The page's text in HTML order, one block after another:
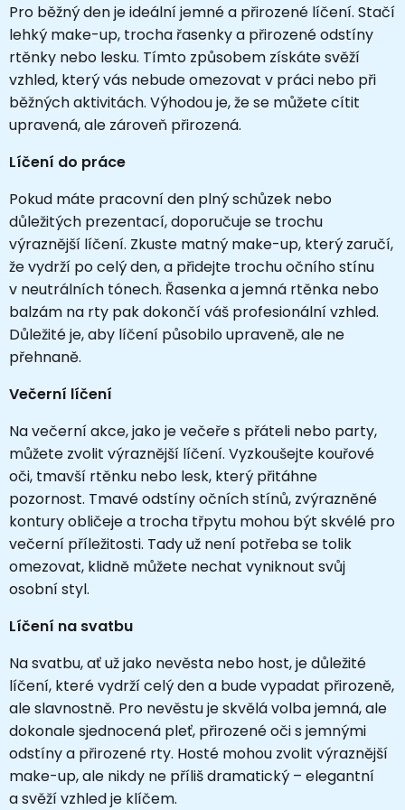
Pro běžný den je ideální jemné a přirozené líčení. Stačí
lehký make-up, trocha řasenky a přirozené odstíny
rtěnky nebo lesku. Tímto způsobem získáte svěží
vzhled, který vás nebude omezovat v práci nebo při
běžných aktivitách. Výhodou je, že se můžete cítit
upravená, ale zároveň přirozená.
Líčení do práce
Pokud máte pracovní den plný schůzek nebo
důležitých prezentací, doporučuje se trochu
výraznější líčení. Zkuste matný make-up, který zaručí,
že vydrží po celý den, a přidejte trochu očního stínu
v neutrálních tónech. Řasenka a jemná rtěnka nebo
balzám na rty pak dokončí váš profesionální vzhled.
Důležité je, aby líčení působilo upraveně, ale ne
přehnaně.
Večerní líčení
Na večerní akce, jako je večeře s přáteli nebo party,
můžete zvolit výraznější líčení. Vyzkoušejte kouřové
oči, tmavší rtěnku nebo lesk, který přitáhne
pozornost. Tmavé odstíny očních stínů, zvýrazněné
kontury obličeje a trocha třpytu mohou být skvélé pro
večerní příležitosti. Tady už není potřeba se tolik
omezovat, klidně můžete nechat vyniknout svůj
osobní styl.
Líčení na svatbu
Na svatbu, ať už jako nevěsta nebo host, je důležité
líčení, které vydrží celý den a bude vypadat přirozeně,
ale slavnostně. Pro nevěstu je skvělá volba jemná, ale
dokonale sjednocená pleť, přirozené oči s jemnými
odstíny a přirozené rty. Hosté mohou zvolit výraznější
make-up, ale nikdy ne příliš dramatický – elegantní
a svěží vzhled je klíčem.